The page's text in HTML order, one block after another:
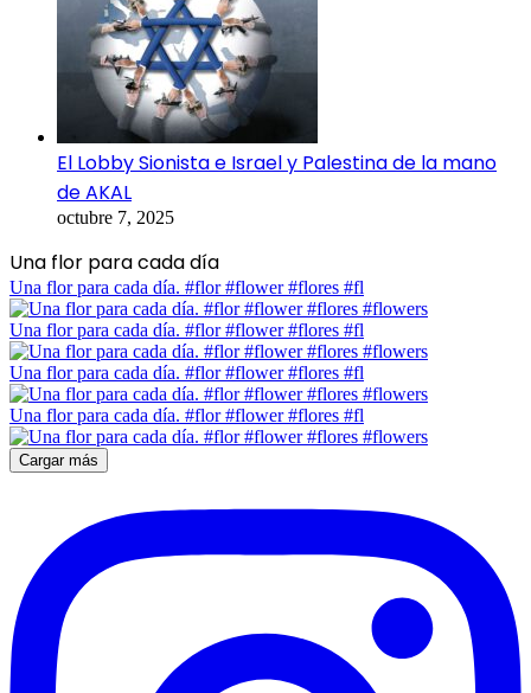
El Lobby Sionista e Israel y Palestina de la mano
de AKAL
octubre 7, 2025
Una flor para cada día
Una flor para cada día. #flor #flower #flores #fl
Una flor para cada día. #flor #flower #flores #fl
Una flor para cada día. #flor #flower #flores #fl
Una flor para cada día. #flor #flower #flores #fl
Cargar más